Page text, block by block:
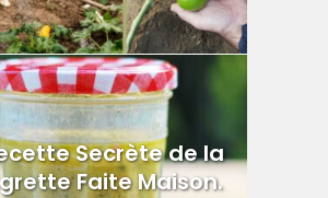
Secrète de la
Faite Maison.